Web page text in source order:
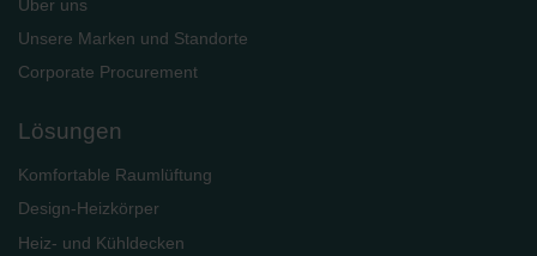
Über uns
Unsere Marken und Standorte
Corporate Procurement
Lösungen
Komfortable Raumlüftung
Design-Heizkörper
Heiz- und Kühldecken